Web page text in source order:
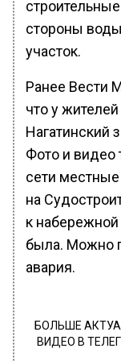
стороны
участок.
Ранее Вести
что у
Нагатинский
Фото и видео
сети
на
к
была. Можно
авария.
БОЛЬШЕ
ВИДЕО В